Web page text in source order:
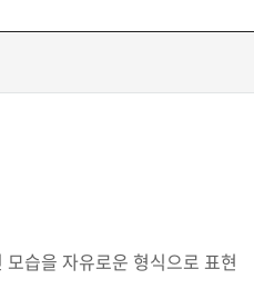
습을 자유로운 형식으로 표현